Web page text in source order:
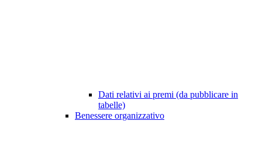
Dati relativi ai premi (da pubblicare in
tabelle)
Benessere organizzativo